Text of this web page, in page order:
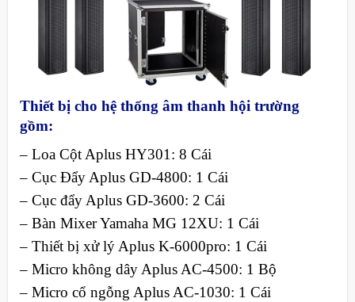
Thiết bị cho hệ thống âm thanh hội trường
gồm:
– Loa Cột Aplus HY301: 8 Cái
– Cục Đẩy Aplus GD-4800: 1 Cái
– Cục đẩy Aplus GD-3600: 2 Cái
– Bàn Mixer Yamaha MG 12XU: 1 Cái
– Thiết bị xử lý Aplus K-6000pro: 1 Cái
– Micro không dây Aplus AC-4500: 1 Bộ
– Micro cổ ngỗng Aplus AC-1030: 1 Cái